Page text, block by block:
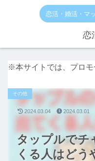
恋活・婚活・マ
恋
※本サイトでは、プロモ
タップルでチ
くる人はどう
その他
2024.03.04 2024.03.01